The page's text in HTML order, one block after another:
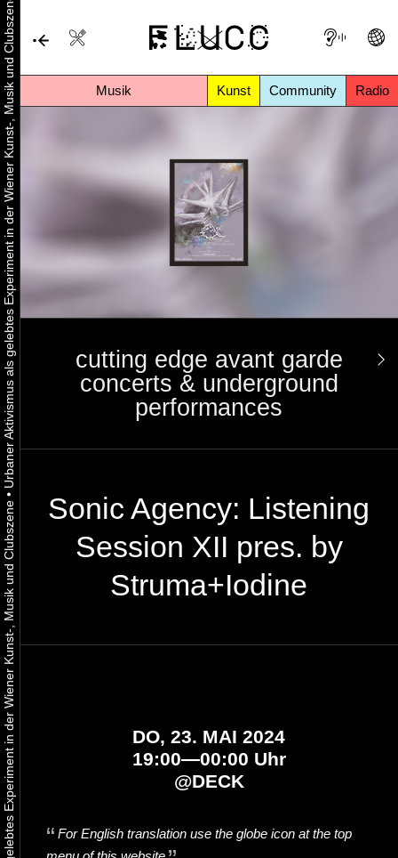
Musik Kunst Community Radio
Urbaner Aktivismus als gelebtes Experiment in der Wiener Kunst-, Musik und Clubszene
•
Urbaner Aktivismus als gelebtes Experiment in der Wiener Kunst-, Musik und Clubszene
cutting edge avant garde
concerts & underground
performances
Sonic Agency: Listening
Session XII pres. by
Struma+Iodine
DO, 23. MAI 2024
19:00—00:00 Uhr
@DECK
For English translation use the globe icon at the top